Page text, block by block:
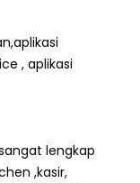
, aplikasi
lengkap
,kasir,